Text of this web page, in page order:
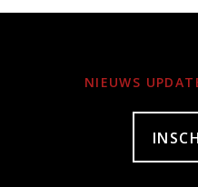
NIEUWS